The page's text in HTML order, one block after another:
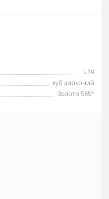
5.19
куб цирконий
Золото 585°